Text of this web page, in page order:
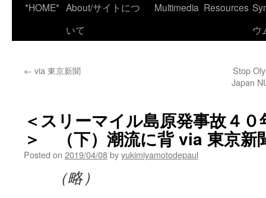
*HOME* About/サイトにつ
いて
Multimedia Resources
ウ
← via 東京新聞
Stop
Japan
＜スリーマイル島原発事故４
＞ （下）潮流に背 via 東京新
Posted on 2019/04/08byyukimiyamotodepaul
（略）